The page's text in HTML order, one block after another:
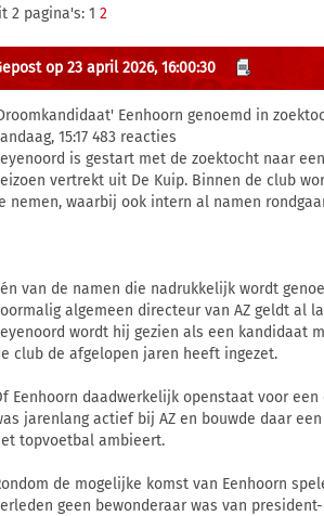
2 pagina's: 1 2
op 23 april 2026, 16:00:30
Eenhoorn genoemd in
15:17 483 reacties
is gestart met de zoektocht naar
vertrekt uit De Kuip. Binnen de club
nemen, waarbij ook intern al namen
van de namen die nadrukkelijk wordt
algemeen directeur van AZ geldt al
wordt hij gezien als een kandidaat
club de afgelopen jaren heeft ingezet.
Eenhoorn daadwerkelijk openstaat voor
jarenlang actief bij AZ en bouwde daar
topvoetbal ambieert.
de mogelijke komst van Eenhoorn
geen bewonderaar was van